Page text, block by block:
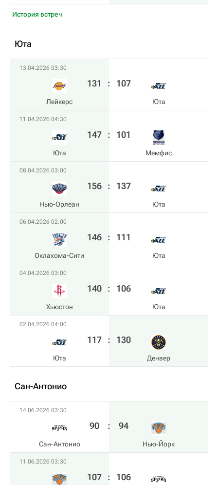
История встреч
Юта
13.04.2026 03:30
Лейкерс
131 : 107
Юта
11.04.2026 04:30
Юта
147 : 101
Мемфис
08.04.2026 03:00
Нью-Орлеан
156 : 137
Юта
06.04.2026 02:00
Оклахома-Сити
146 : 111
Юта
04.04.2026 03:00
Хьюстон
140 : 106
Юта
02.04.2026 04:00
Юта
117 : 130
Денвер
Сан-Антонио
14.06.2026 03:30
Сан-Антонио
90 : 94
Нью-Йорк
11.06.2026 03:30
107 : 106